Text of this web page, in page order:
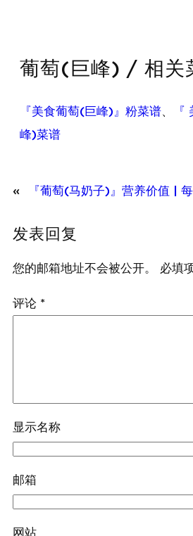
葡萄(巨峰) / 相关
『美食葡萄(巨峰)』粉菜谱、 『
峰)菜谱
« 『葡萄(马奶子)』营养价值 |
发表回复
您的邮箱地址不会被公开。 必填
评论 *
显示名称
邮箱
网站